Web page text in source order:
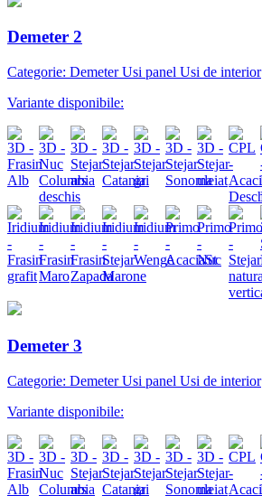
Demeter 2
Categorie: Demeter Usi panel Usi de interior
Variante disponibile:
Demeter 3
Categorie: Demeter Usi panel Usi de interior
Variante disponibile: